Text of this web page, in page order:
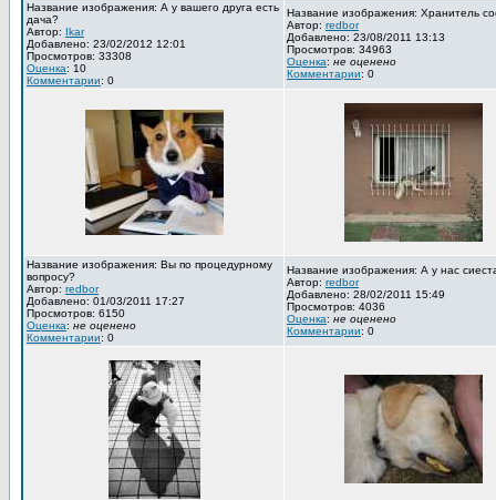
Название изображения: А у вашего друга есть
дача?
Автор: Ikar
Добавлено: 23/02/2012 12:01
Просмотров: 33308
Оценка: 10
Комментарии: 0
Название изображения: Хранитель
Автор: redbor
Добавлено: 23/08/2011 13:13
Просмотров: 34963
Оценка: не оценено
Комментарии: 0
Название изображения: Вы по процедурному
вопросу?
Автор: redbor
Добавлено: 01/03/2011 17:27
Просмотров: 6150
Оценка: не оценено
Комментарии: 0
Название изображения: А у нас
Автор: redbor
Добавлено: 28/02/2011 15:49
Просмотров: 4036
Оценка: не оценено
Комментарии: 0